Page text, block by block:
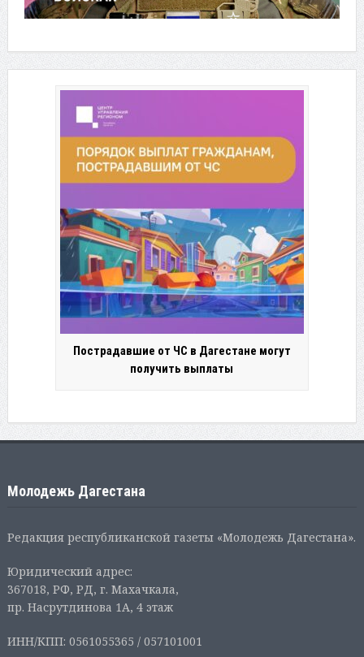
Пострадавшие от ЧС в Дагестане могут
получить выплаты
Молодежь Дагестана
Редакция республиканской газеты «Молодежь Дагестана».
Юридический адрес:
367018, РФ, РД, г. Махачкала,
пр. Насрутдинова 1А, 4 этаж
ИНН/КПП: 0561055365 / 057101001